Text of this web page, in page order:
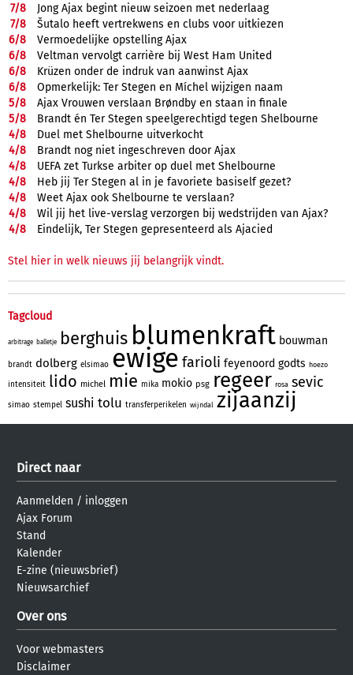
7/8
Jong Ajax begint nieuw seizoen met nederlaag
7/8
Šutalo heeft vertrekwens en clubs voor uitkiezen
6/8
Vermoedelijke opstelling Ajax
6/8
Veltman vervolgt carrière bij West Ham United
6/8
Krüzen onder de indruk van aanwinst Ajax
6/8
Opmerkelijk: Ter Stegen en Míchel wijzigen naam
5/8
Ajax Vrouwen verslaan Brøndby en staan in finale
5/8
Brandt én Ter Stegen speelgerechtigd tegen Shelbourne
4/8
Duel met Shelbourne uitverkocht
4/8
Brandt nog niet ingeschreven door Ajax
4/8
UEFA zet Turkse arbiter op duel met Shelbourne
4/8
Heb jij Ter Stegen al in je favoriete basiself gezet?
4/8
Weet Ajax ook Shelbourne te verslaan?
4/8
Wil jij het live-verslag verzorgen bij wedstrijden van Ajax?
4/8 Eindelijk, Ter Stegen gepresenteerd als Ajacied
Stel hier in welk nieuws jij belangrijk vindt.
Tagcloud
arbitrage balletje berghuis blumenkraft bouwman
brandt dolberg elsimao ewige farioli feyenoord godts hoezo
intensiteit lido michel mie mika mokio psg regeer rosa sevic
simao stempel sushi tolu transferperikelen wijndal zijaanzij
Direct naar
Aanmelden / inloggen
Ajax Forum
Stand
Kalender
E-zine (nieuwsbrief)
Nieuwsarchief
Over ons
Voor webmasters
Disclaimer